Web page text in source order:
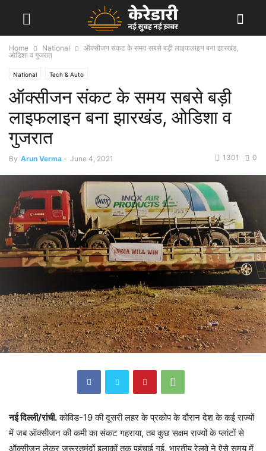
Home National
ऑक्सीजन संकट के समय सबसे बड़ी लाइफलाइन बना झारखंड,
ओडिशा व गुजरात
National Tech & Auto
ऑक्सीजन संकट के समय सबसे बड़ी
लाइफलाइन बना झारखंड, ओडिशा व
गुजरात
By Arun Verma - June 4, 2021 0
1301
नई दिल्ली/रांची.कोविड-19 की दूसरी लहर के प्रकोप के दौरान देश के कई राज्यों
में जब ऑक्सीजन की कमी का संकट गहराया, तब कुछ सक्षम राज्यों के प्लांटों से
ऑक्सीजन लेकर ज़रूरतमंदों इलाकों तक पहुंचाई गई. भारतीय रेलवे ने ऐसे समय में